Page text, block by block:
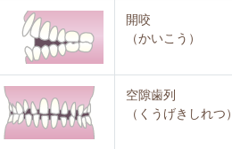
開咬
（かいこう）
空隙歯列
（くうげきしれつ）